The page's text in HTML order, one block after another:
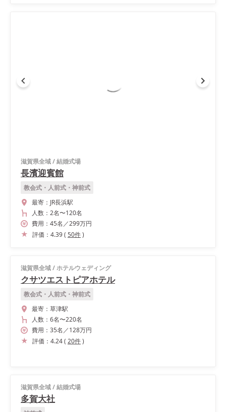
滋賀県全域/結婚式場
長濱迎賓館
教会式・人前式・神前式
最寄： JR長浜駅
人数： 2名〜120名
費用： 45名 ／299万円
評価： 4.39( 50件)
滋賀県全域/ホテルウェディング
クサツエストピアホテル
教会式・人前式・神前式
最寄： 草津駅
人数： 6名〜220名
費用： 35名 ／128万円
評価： 4.24( 20件)
滋賀県全域/結婚式場
多賀大社